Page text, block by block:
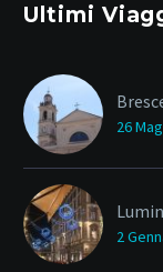
Ultimi
26
2